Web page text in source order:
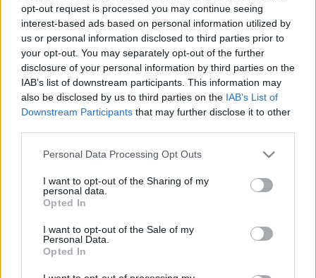
opt-out request is processed you may continue seeing
interest-based ads based on personal information utilized by
us or personal information disclosed to third parties prior to
your opt-out. You may separately opt-out of the further
disclosure of your personal information by third parties on the
IAB’s list of downstream participants. This information may
also be disclosed by us to third parties on the IAB’s List of
Downstream Participants that may further disclose it to other
Please note that this website/app uses one or more Google
not limited to your visit or usage behaviour. You may click to
grant or deny consent to Google and its third-party tags to
use your data for below specified purposes in below Google
consent section.
Personal Data Processing Opt Outs
I want to opt-out of the Sharing of my
personal data.
Opted In
I want to opt-out of the Sale of my
Personal Data.
Opted In